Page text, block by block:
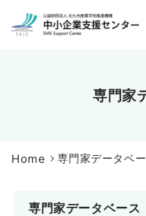
専門家
Home 専門家データベ
専門家データベース